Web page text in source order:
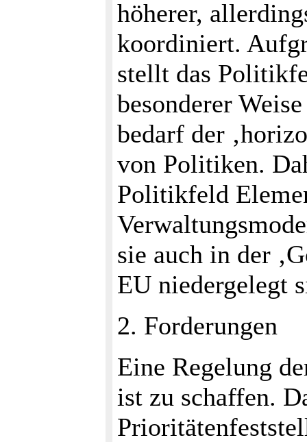
höherer,
koordiniert.
stellt das
besonderer
bedarf der
von Politiken.
Politikfeld
sie auch in der
EU niedergelegt
2. Forderungen
Eine Regelung
ist zu schaffen.